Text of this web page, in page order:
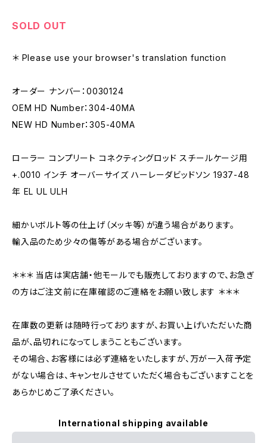
SOLD OUT
＊ Please use your browser's translation function
オーダー ナンバー：0030124
OEM HD Number：304-40MA
NEW HD Number：305-40MA
ローラー コンプリート コネクティングロッド スチールケージ用
+.0010 インチ オーバーサイズ ハーレーダビッドソン 1937-48
年 EL UL ULH
細かいボルト等の仕上げ（メッキ等）が違う場合があります。
輸入品のため少々の傷等がある場合がございます。
＊＊＊ 当店は実店舗・他モールでも販売しておりますので、お急ぎ
の方はご注文前に在庫確認のご連絡をお願い致します ＊＊＊
在庫数の更新は随時行っておりますが、お買い上げいただいた商
品が、品切れになってしまうこともございます。
その場合、お客様には必ず連絡をいたしますが、万が一入荷予定
がない場合は、キャンセルさせていただく場合もございますことを
あらかじめご了承ください。
International shipping available